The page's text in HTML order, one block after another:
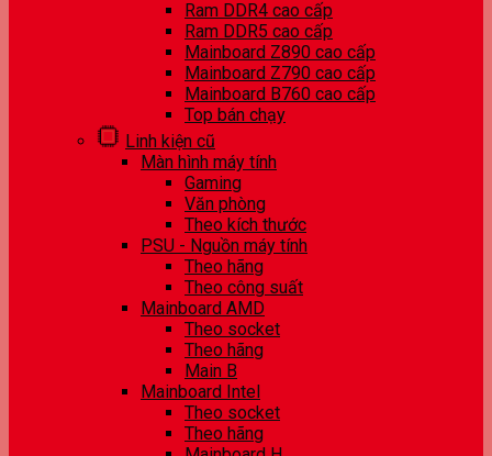
Ram DDR4 cao cấp
Ram DDR5 cao cấp
Mainboard Z890 cao cấp
Mainboard Z790 cao cấp
Mainboard B760 cao cấp
Top bán chạy
Linh kiện cũ
Màn hình máy tính
Gaming
Văn phòng
Theo kích thước
PSU - Nguồn máy tính
Theo hãng
Theo công suất
Mainboard AMD
Theo socket
Theo hãng
Main B
Mainboard Intel
Theo socket
Theo hãng